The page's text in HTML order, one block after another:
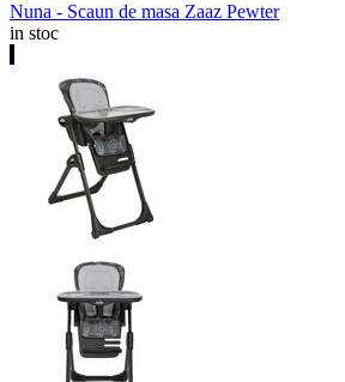
Nuna - Scaun de masa Zaaz Pewter
in stoc